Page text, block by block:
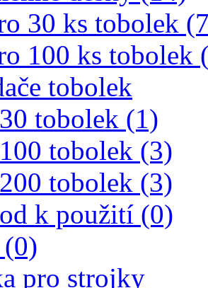
30 ks tobolek
100 ks tobolek
tobolek
tobolek (1)
tobolek (3)
tobolek (3)
k použití (0)
(0)
pro strojky